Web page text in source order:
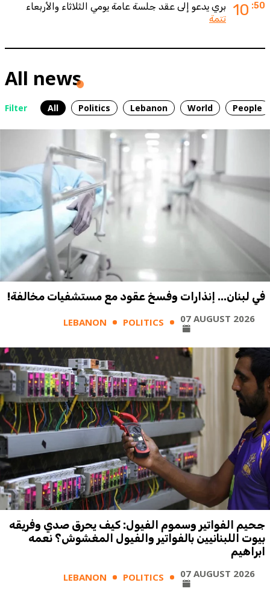
10 :50
بري يدعو إلى عقد جلسة عامة يومي الثلاثاء والأربعاء
تتمة
All news
Filter All Politics Lebanon World People
في لبنان... إنذارات وفسخ عقود مع مستشفيات مخالفة!
LEBANON POLITICS 07 AUGUST 2026
جحيم الفواتير وسموم الفيول: كيف يحرق صدي وفريقه
بيوت اللبنانيين بالفواتير والفيول المغشوش؟ نعمه
ابراهيم
LEBANON POLITICS 07 AUGUST 2026